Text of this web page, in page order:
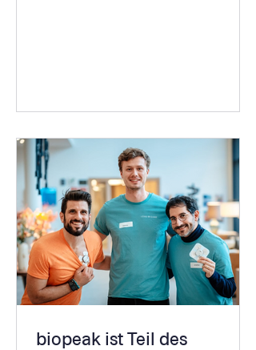
Handelsblatt und der Techniker
zeichnet Unternehmen aus, die mit
innovativen Lösungen die
Gesundheitsversorgung nachhaltig
verbessern. Eine Auszeichnung für
unsere
biopeak ist Teil des